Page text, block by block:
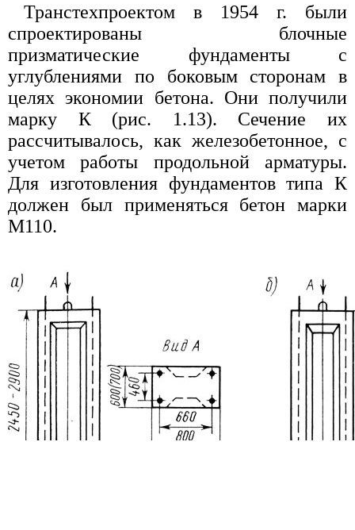
Транстехпроектом в 1954 г. были
спроектированы блочные
призматические фундаменты с
углублениями по боковым сторонам в
целях экономии бетона. Они получили
марку К (рис. 1.13). Сечение их
рассчитывалось, как железобетонное, с
учетом работы продольной арматуры.
Для изготовления фундаментов типа К
должен был применяться бетон марки
М110.